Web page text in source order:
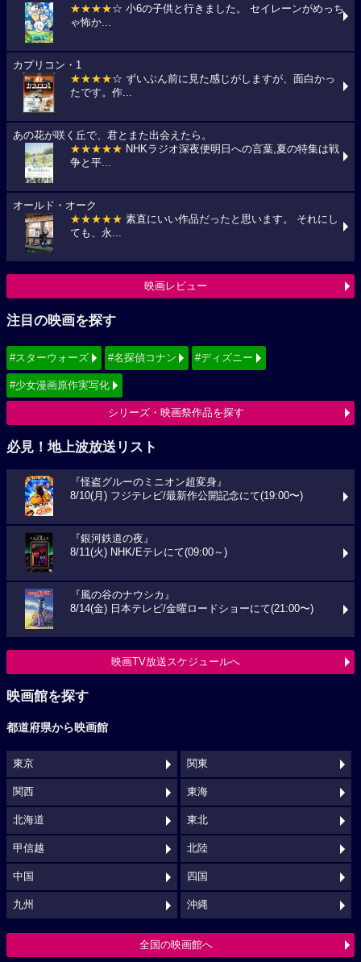
★★★★☆ 小6の子供と行きました。 セイレーンがめっち
ゃ怖か...
カプリコン・1
★★★★☆ ずいぶん前に見た感じがしますが、面白かっ
たです。作...
あの花が咲く丘で、君とまた出会えたら。
★★★★★ NHKラジオ深夜便明日への言葉,夏の特集は戦
争と平...
オールド・オーク
★★★★★ 素直にいい作品だったと思います。 それにし
ても、永...
映画レビュー
注目の映画を探す
#スターウォーズ #名探偵コナン #ディズニー
#少女漫画原作実写化
シリーズ・映画祭作品を探す
必見！地上波放送リスト
『怪盗グルーのミニオン超変身』
8/10(月) フジテレビ/最新作公開記念にて(19:00〜)
『銀河鉄道の夜』
8/11(火) NHK/Eテレにて(09:00～)
『風の谷のナウシカ』
8/14(金) 日本テレビ/金曜ロードショーにて(21:00〜)
映画TV放送スケジュールへ
映画館を探す
都道府県から映画館
東京 関東
関西 東海
北海道 東北
甲信越 北陸
中国 四国
九州 沖縄
全国の映画館へ